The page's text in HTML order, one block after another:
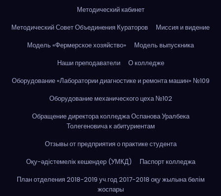
Методический кабинет
Методический Совет Объединения Кураторов
Миссия и видение
Модель «Фермерское хозяйство»
Модель выпускника
Наши преподаватели
О колледже
Оборудование «Лаборатории диагностике и ремонта машин» №109
Оборудование механического цеха №102
Обращение директора колледжа Оспанова Уралбека
Толегеновича к абитуриентам
Отзывы от предприятия о практике студента
Оқу-әдістемелік кешендер (УМКД)
Паспорт колледжа
План отделения 2018-2019 уч.год 2017-2018 оқу жылына бөлім
жоспары